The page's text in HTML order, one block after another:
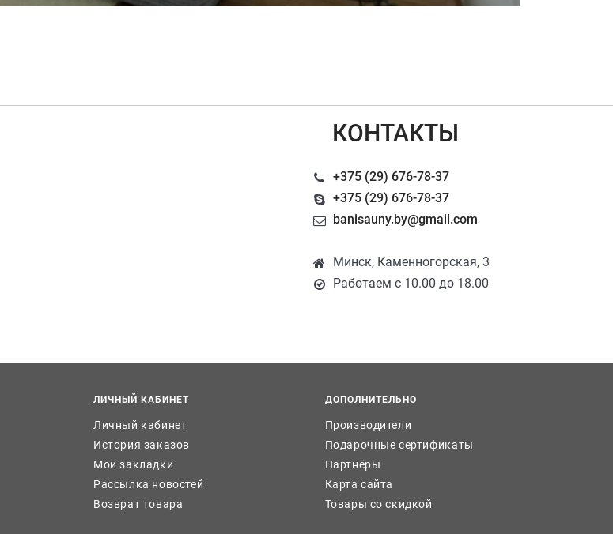
КОНТАКТЫ
+375 (29) 676-78-37
+375 (29) 676-78-37
banisauny.by@gmail.com
Минск, Каменногорская, 3
Работаем с 10.00 до 18.00
ЛИЧНЫЙ КАБИНЕТ
Личный кабинет
История заказов
Мои закладки
Рассылка новостей
Возврат товара
ДОПОЛНИТЕЛЬНО
Производители
Подарочные сертификаты
Партнёры
Карта сайта
Товары со скидкой